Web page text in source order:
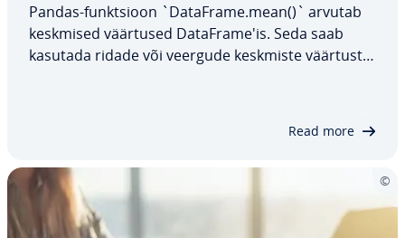
Pandas-funkt­sioon `DataFrame.mean()` arvutab
keskmised väärtused Da­taF­ra­me'is. Seda saab
kasutada ridade või veergude keskmiste väärtuste
Read more